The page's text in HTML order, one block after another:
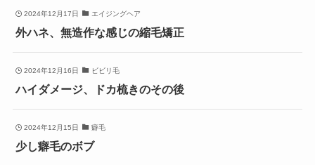
2024年12月17日 エイジングヘア
外ハネ、無造作な感じの縮毛矯正
2024年12月16日 ビビリ毛
ハイダメージ、ドカ梳きのその後
2024年12月15日 癖毛
少し癖毛のボブ